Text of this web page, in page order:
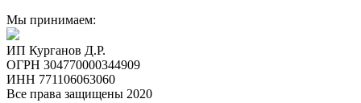
Мы принимаем:
ИП Курганов Д.Р.
ОГРН 304770000344909
ИНН 771106063060
Все права защищены 2020